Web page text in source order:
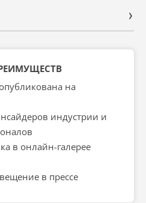
на
индустрии и
в онлайн-галерее
в прессе